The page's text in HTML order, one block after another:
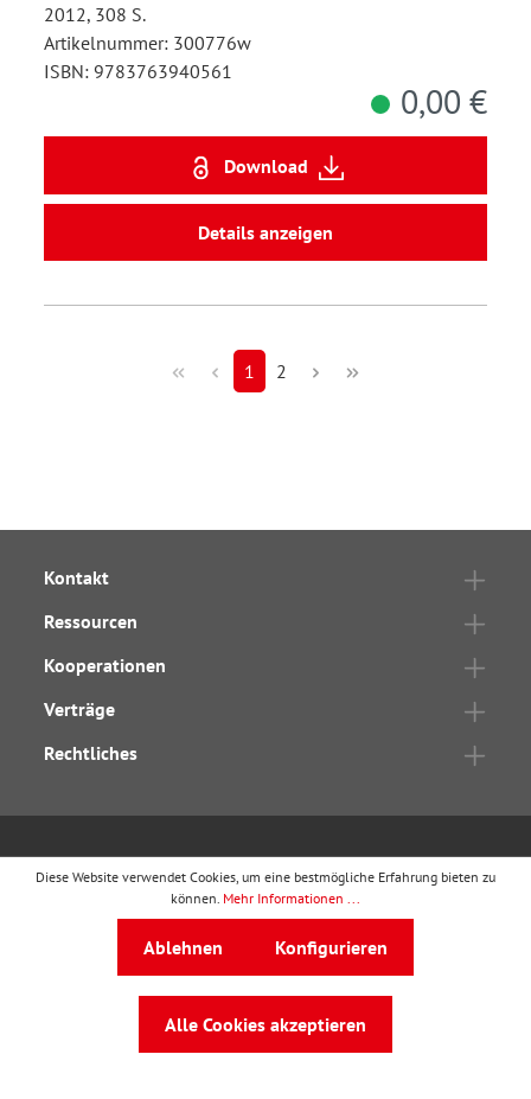
2012, 308 S.
Artikelnummer: 300776w
ISBN: 9783763940561
0,00 €
Download
Details anzeigen
1 2
Kontakt
Ressourcen
Kooperationen
Verträge
Rechtliches
wbv Publikationist ein Geschäftsbereich vonwbv
Auf dem Esch 4 · 33619 Bielefeld · Telefon
·service@wbv.de
Folgen Sie uns auf:
Diese Website verwendet Cookies, um eine bestmögliche Erfahrung bieten zu
können. Mehr Informationen ...
Ablehnen Konfigurieren
Alle Cookies akzeptieren